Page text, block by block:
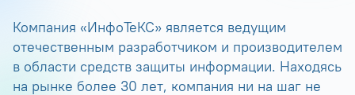
Компания «ИнфоТеКС» является ведущим
отечественным разработчиком и производителем
в области средств защиты информации. Находясь
на рынке более 30 лет, компания ни на шаг не